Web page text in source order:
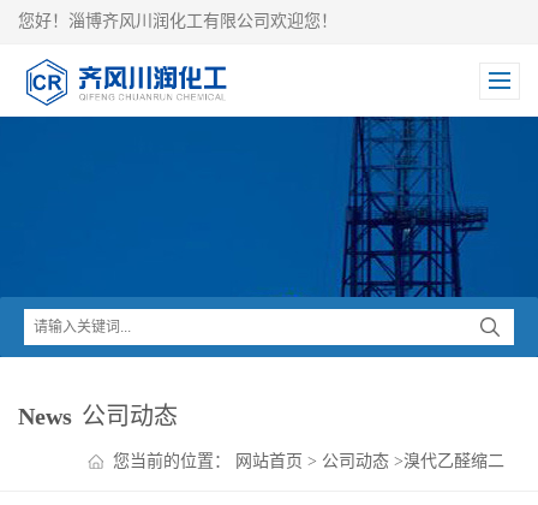
您好！淄博齐风川润化工有限公司欢迎您！
News 公司动态
您当前的位置： 网站首页 > 公司动态 >溴代乙醛缩二